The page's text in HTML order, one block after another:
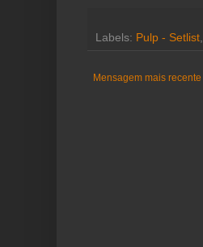
Labels: Pulp - Setlist,
Mensagem mais recente